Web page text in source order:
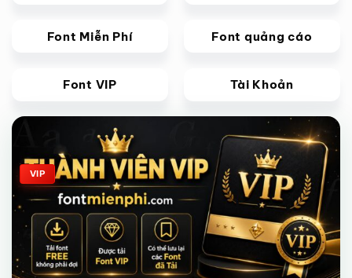
Font Miễn Phí Font quảng cáo
Font VIP Tài Khoản
Giảm giá!
VIP